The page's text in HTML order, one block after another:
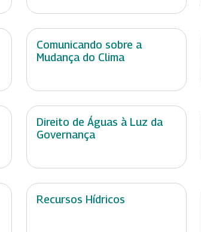
Comunicando sobre a
Mudança do Clima
Direito de Águas à Luz da
Governança
Recursos Hídricos